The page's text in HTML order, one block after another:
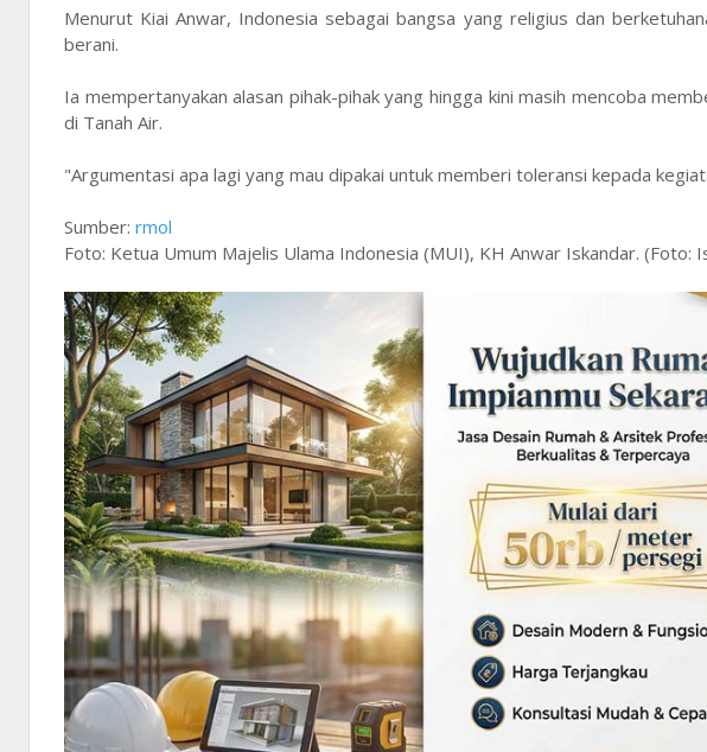
Menurut Kiai Anwar, Indonesia sebagai bangsa yang religius dan
berani.
Ia mempertanyakan alasan pihak-pihak yang hingga kini masih mencoba
di Tanah Air.
"Argumentasi apa lagi yang mau dipakai untuk memberi toleransi kepada
Sumber: rmol
Foto: Ketua Umum Majelis Ulama Indonesia (MUI), KH Anwar Iskandar. (Foto: